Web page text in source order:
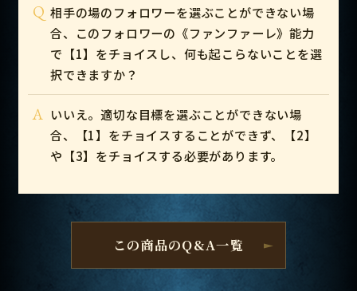
Q 相手の場のフォロワーを選ぶことができない場
合、このフォロワーの《ファンファーレ》能力
で【1】をチョイスし、何も起こらないことを選
択できますか？
A いいえ。適切な目標を選ぶことができない場
合、【1】をチョイスすることができず、【2】
や【3】をチョイスする必要があります。
この商品のQ&A一覧